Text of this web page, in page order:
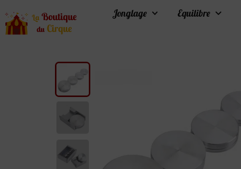
Jonglage Equilibre